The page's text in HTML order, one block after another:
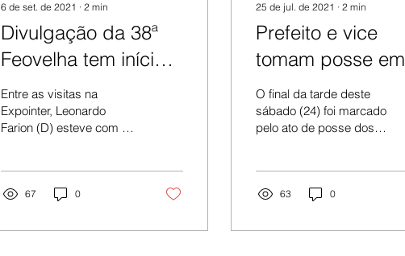
6 de set. de 2021 ∙ 2 min
Divulgação da 38ª
Feovelha tem início
na Expointer
Entre as visitas na
Expointer, Leonardo
Farion (D) esteve com o
67 0
25 de jul. de 2021 ∙ 2 min
Prefeito e vice
tomam posse em
Pinheiro Machado
O final da tarde deste
sábado (24) foi marcado
pelo ato de posse dos
dependências do...
63 0